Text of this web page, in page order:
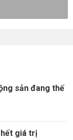
sản đang thế
hết giá trị